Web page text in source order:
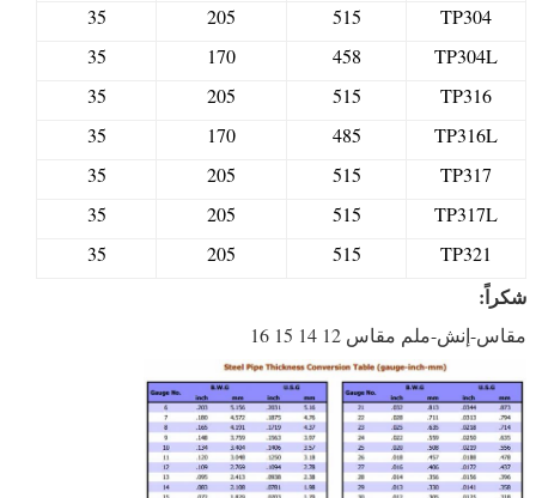
TP304
515
205
35
TP304L
458
170
35
TP316
515
205
35
TP316L
485
170
35
TP317
515
205
35
TP317L
515
205
35
TP321
515
205
35
شكراً:
مقاس-إنش-ملم مقاس 12 14 15 16